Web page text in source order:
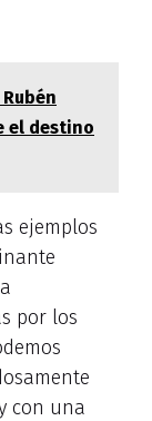
el destino
ejemplos
por los
con una